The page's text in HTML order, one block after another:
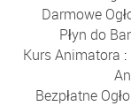
Darmowe
Płyn do
Kurs Animatora :
Bezpłatne